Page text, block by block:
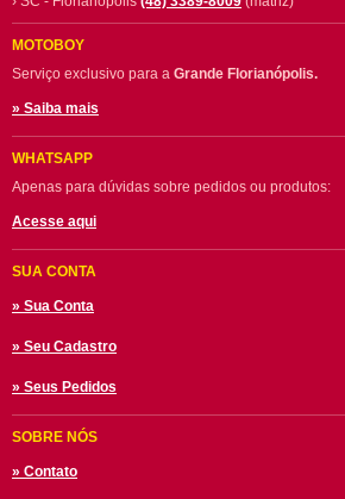
MOTOBOY
Serviço exclusivo para a Grande Florianópolis.
» Saiba mais
WHATSAPP
Apenas para dúvidas sobre pedidos ou produtos:
Acesse aqui
SUA CONTA
» Sua Conta
» Seu Cadastro
» Seus Pedidos
SOBRE NÓS
» Contato